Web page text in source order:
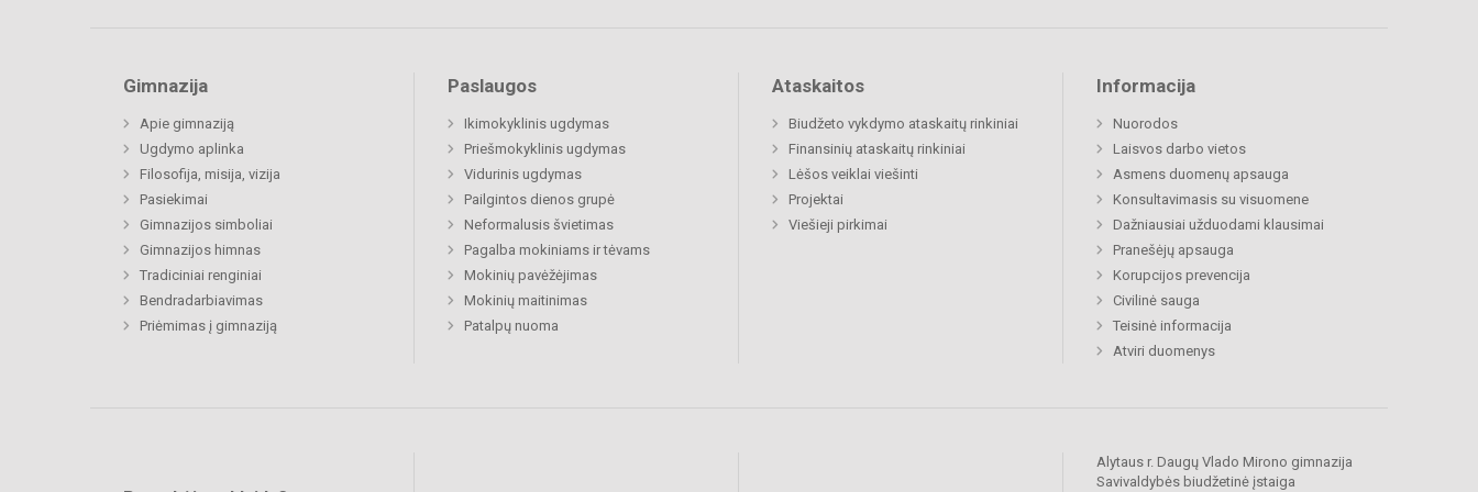
Gimnazija
Apie gimnaziją
Ugdymo aplinka
Filosofija, misija, vizija
Pasiekimai
Gimnazijos simboliai
Gimnazijos himnas
Tradiciniai renginiai
Bendradarbiavimas
Priėmimas į gimnaziją
Paslaugos
Ikimokyklinis ugdymas
Priešmokyklinis ugdymas
Vidurinis ugdymas
Pailgintos dienos grupė
Neformalusis švietimas
Pagalba mokiniams ir tėvams
Mokinių pavėžėjimas
Mokinių maitinimas
Patalpų nuoma
Ataskaitos
Biudžeto vykdymo ataskaitų rinkiniai
Finansinių ataskaitų rinkiniai
Lėšos veiklai viešinti
Projektai
Viešieji pirkimai
Informacija
Nuorodos
Laisvos darbo vietos
Asmens duomenų apsauga
Konsultavimasis su visuomene
Dažniausiai užduodami klausimai
Pranešėjų apsauga
Korupcijos prevencija
Civilinė sauga
Teisinė informacija
Atviri duomenys
Alytaus r. Daugų Vlado Mirono gimnazija
Savivaldybės biudžetinė įstaiga